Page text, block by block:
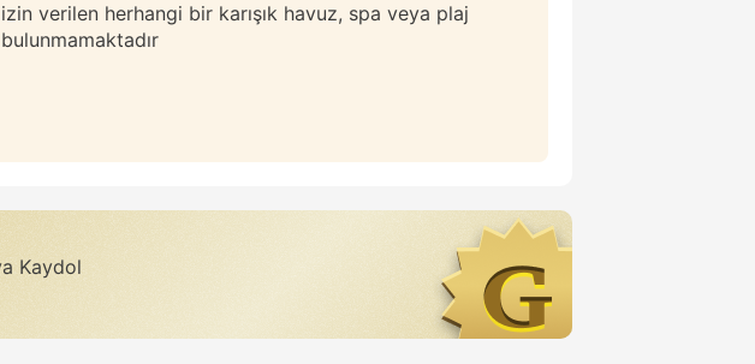
izin verilen herhangi bir karışık havuz, spa veya plaj
bulunmamaktadır
Kaydol